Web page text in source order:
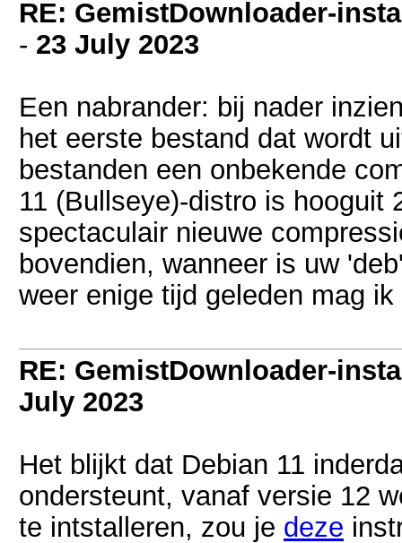
RE: GemistDownloader-
- 23 July 2023
Een nabrander: bij nader
het eerste bestand dat wordt
bestanden een onbekende
11 (Bullseye)-distro is hooguit
spectaculair nieuwe
bovendien, wanneer is uw
weer enige tijd geleden mag
RE: GemistDownloader-
July 2023
Het blijkt dat Debian 11
ondersteunt, vanaf versie 12
te intstalleren, zou je deze